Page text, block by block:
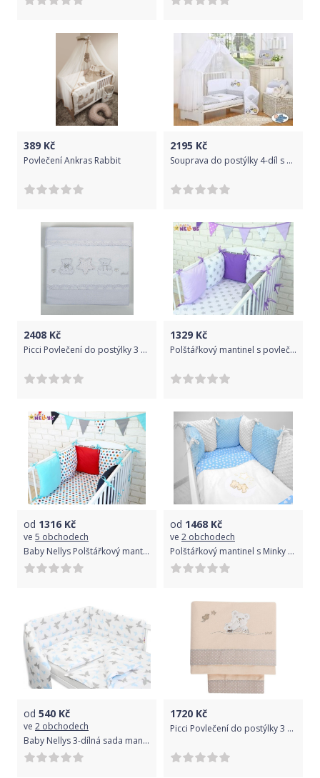
389 Kč
Povlečení Ankras Rabbit
2195 Kč
Souprava do postýlky 4-díl s moskytiérou - TŘI SOVY šedý puntík se žlutou - 135x100cm
2408 Kč
Picci Povlečení do postýlky 3 díly, NANNY
1329 Kč
Polštářkový mantinel s povlečením Baby Nellys - č. BL05, Velikost povlečení 135x100
od 1316 Kč
ve 5 obchodech
Baby Nellys Polštářkový mantinel s povlečením 135x100cm - č. Blo8
od 1468 Kč
ve 2 obchodech
Polštářkový mantinel s Minky s povlečením s vyšívkou - modrá,bílá,srdíčka - Měsíček.
od 540 Kč
ve 2 obchodech
Baby Nellys 3-dílná sada mantinel s povlečením 135x100 cm, Motýlci - modrá
1720 Kč
Picci Povlečení do postýlky 3 díly MAMI, hnědá